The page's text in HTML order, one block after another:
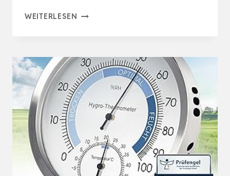
WEITERLESEN ANALOGES
[2
STÜCK],
ANALOGES
PRÄZISIONS-
THERMO-
HYGROMETER,
THERMOMETER
HYGROM…